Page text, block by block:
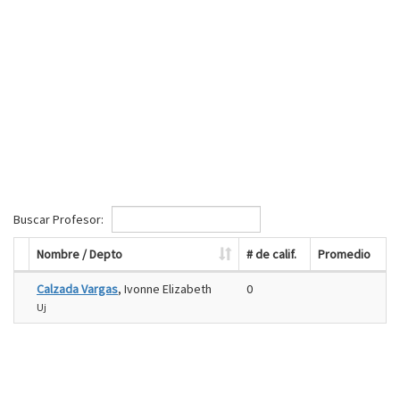
Buscar Profesor:
Nombre / Depto # de calif. Promedio
Calzada Vargas, Ivonne Elizabeth
Uj
0